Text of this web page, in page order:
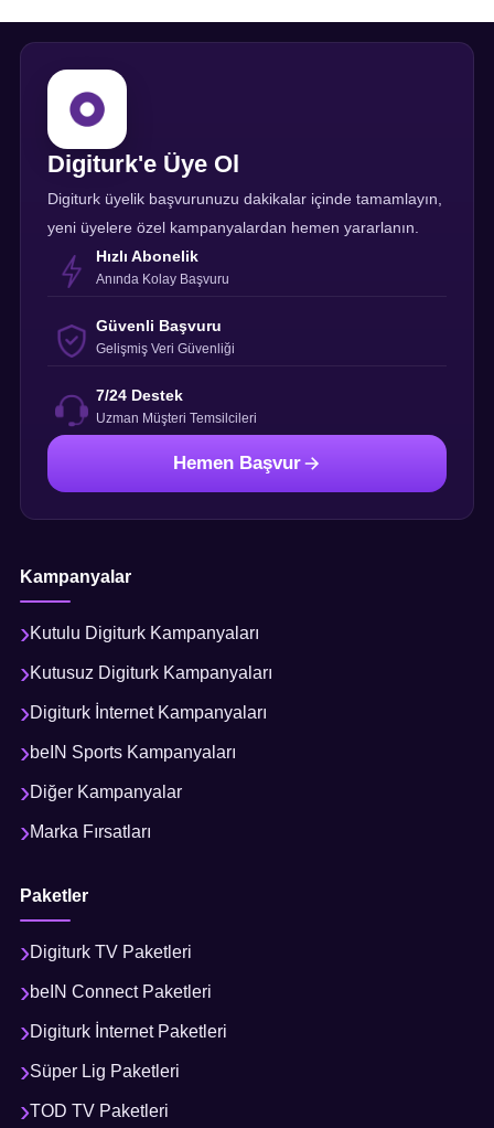
Digiturk'e Üye Ol
Digiturk üyelik başvurunuzu dakikalar içinde tamamlayın,
yeni üyelere özel kampanyalardan hemen yararlanın.
Hızlı Abonelik
Anında Kolay Başvuru
Güvenli Başvuru
Gelişmiş Veri Güvenliği
7/24 Destek
Uzman Müşteri Temsilcileri
Hemen Başvur
Kampanyalar
Kutulu Digiturk Kampanyaları
Kutusuz Digiturk Kampanyaları
Digiturk İnternet Kampanyaları
beIN Sports Kampanyaları
Diğer Kampanyalar
Marka Fırsatları
Paketler
Digiturk TV Paketleri
beIN Connect Paketleri
Digiturk İnternet Paketleri
Süper Lig Paketleri
TOD TV Paketleri